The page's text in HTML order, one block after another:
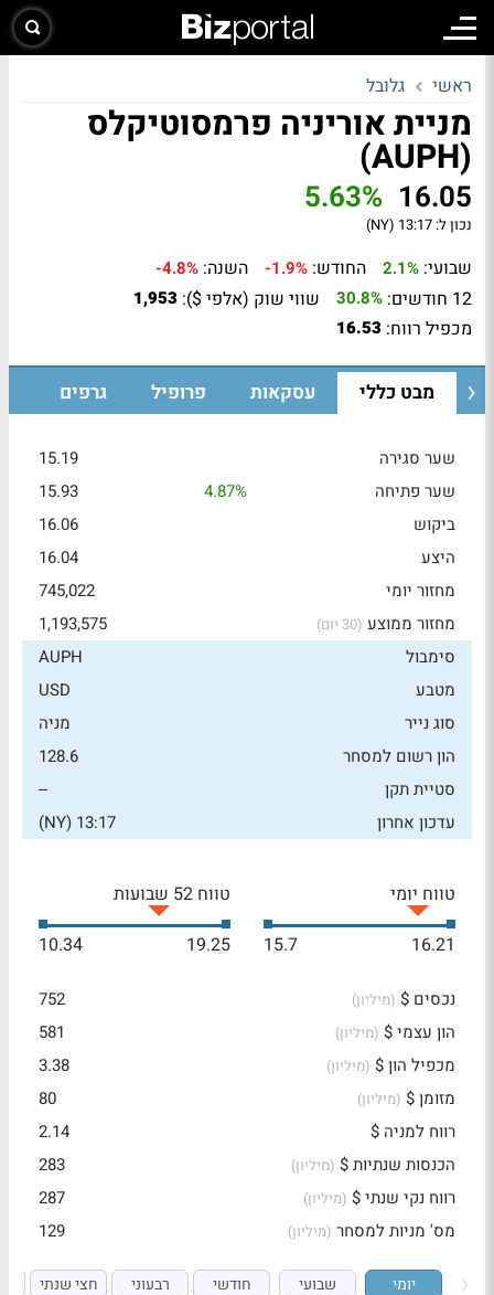
ראשי גלובל
מניית אוריניה פרמסוטיקלס
(AUPH)
16.05
5.63%
נכון ל: 13:17 (NY)
שבועי: 2.1% החודש: -1.9% השנה: -4.8%
12 חודשים: 30.8% שווי שוק (אלפי $): 1,953
מכפיל רווח: 16.53
מבט כללי עסקאות פרופיל גרפים
שער סגירה
15.19
שער פתיחה
4.87%
15.93
ביקוש
16.06
היצע
16.04
מחזור יומי
745,022
מחזור ממוצע (30 יום)
1,193,575
סימבול
AUPH
מטבע
USD
סוג נייר
מניה
הון רשום למסחר
128.6
סטיית תקן
--
עדכון אחרון
13:17 (NY)
טווח יומי
16.21
15.7
טווח 52 שבועות
19.25
10.34
נכסים $ (מיליון)
752
הון עצמי $ (מיליון)
581
מכפיל הון $ (מיליון)
3.38
מזומן $ (מיליון)
80
רווח למניה $
2.14
הכנסות שנתיות $ (מיליון)
283
רווח נקי שנתי $ (מיליון)
287
מס' מניות למסחר (מיליון) 129
יומי שבועי חודשי רבעוני חצי שנתי